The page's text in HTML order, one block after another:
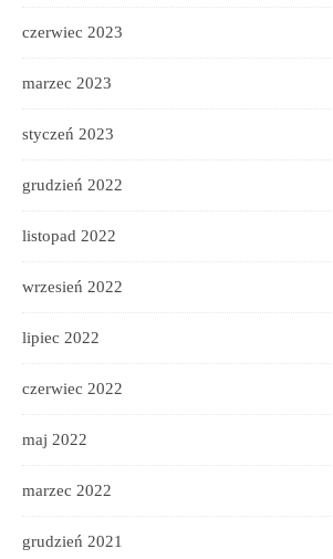
czerwiec 2023
marzec 2023
styczeń 2023
grudzień 2022
listopad 2022
wrzesień 2022
lipiec 2022
czerwiec 2022
maj 2022
marzec 2022
grudzień 2021